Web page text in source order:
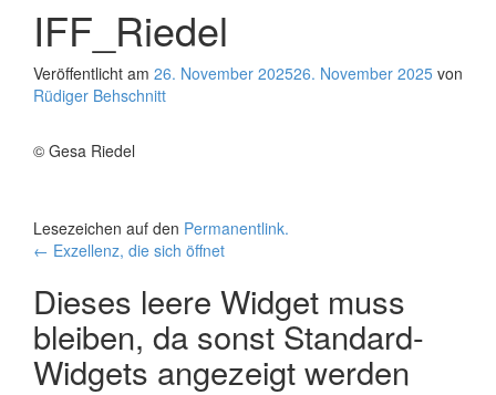
IFF_Riedel
Veröffentlicht am 26. November 202526. November 2025 von
Rüdiger Behschnitt
© Gesa Riedel
Lesezeichen auf den Permanentlink.
Beitrags-
Navigation
← Exzellenz, die sich öffnet
Dieses leere Widget muss
bleiben, da sonst Standard-
Widgets angezeigt werden